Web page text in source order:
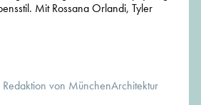
Mit Rossana Orlandi, Tyler
von MünchenArchitektur